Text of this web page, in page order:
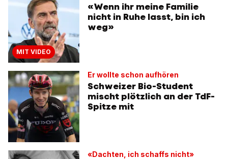
MIT VIDEO
«Wenn ihr meine Familie
nicht in Ruhe lasst, bin ich
weg»
Er wollte schon aufhören
Schweizer Bio-Student
mischt plötzlich an der TdF-
Spitze mit
«Dachten, ich schaffs nicht»